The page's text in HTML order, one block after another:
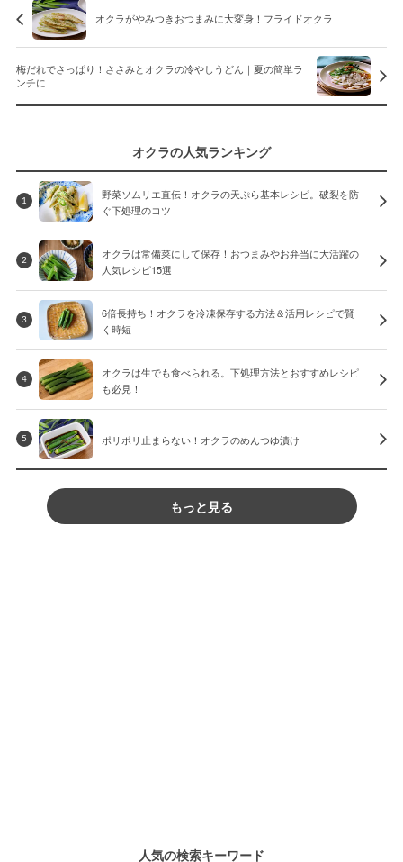
オクラがやみつきおつまみに大変身！フライドオクラ
梅だれでさっぱり！ささみとオクラの冷やしうどん｜夏の簡単ラ
ンチに
オクラの人気ランキング
1
野菜ソムリエ直伝！オクラの天ぷら基本レシピ。破裂を防
ぐ下処理のコツ
2
オクラは常備菜にして保存！おつまみやお弁当に大活躍の
人気レシピ15選
3
6倍長持ち！オクラを冷凍保存する方法＆活用レシピで賢
く時短
4
オクラは生でも食べられる。下処理方法とおすすめレシピ
も必見！
5 ポリポリ止まらない！オクラのめんつゆ漬け
もっと見る
人気の検索キーワード